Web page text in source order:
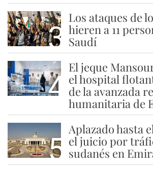
3
Los ataques de
hieren a 11
Saudí
4
El jeque
el hospital
de la avanzada
humanitaria de
5
Aplazado hasta
el juicio por
sudanés en